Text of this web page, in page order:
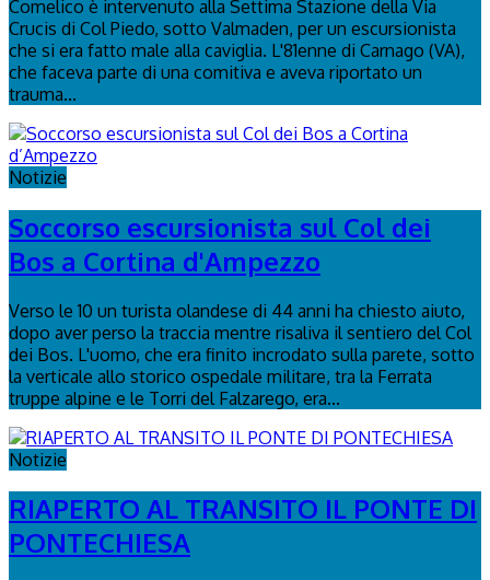
Comelico è intervenuto alla Settima Stazione della Via
Crucis di Col Piedo, sotto Valmaden, per un escursionista
che si era fatto male alla caviglia. L'81enne di Carnago (VA),
che faceva parte di una comitiva e aveva riportato un
trauma...
Notizie
Soccorso escursionista sul Col dei
Bos a Cortina d'Ampezzo
Verso le 10 un turista olandese di 44 anni ha chiesto aiuto,
dopo aver perso la traccia mentre risaliva il sentiero del Col
dei Bos. L'uomo, che era finito incrodato sulla parete, sotto
la verticale allo storico ospedale militare, tra la Ferrata
truppe alpine e le Torri del Falzarego, era...
Notizie
RIAPERTO AL TRANSITO IL PONTE DI
PONTECHIESA